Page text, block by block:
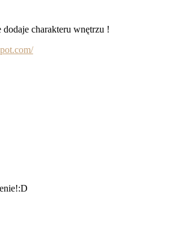
dodaje charakteru wnętrzu !